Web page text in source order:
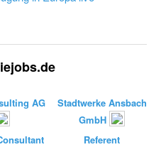
AG
Stadtwerke Ansbach
GmbH
Referent